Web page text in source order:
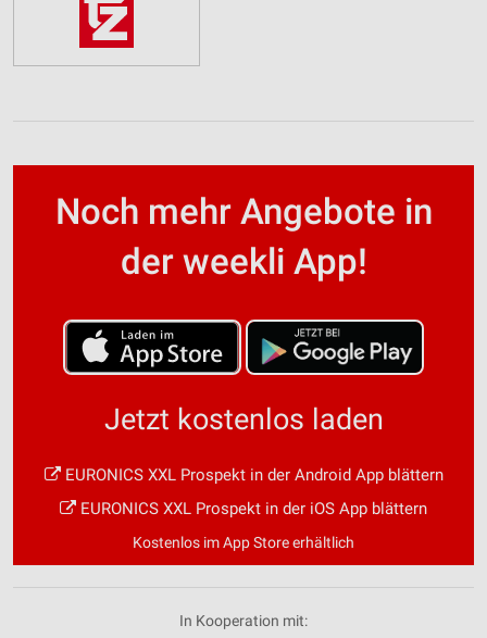
Noch mehr Angebote in
der weekli App!
Jetzt kostenlos laden
EURONICS XXL Prospekt in der Android App blättern
EURONICS XXL Prospekt in der iOS App blättern
Kostenlos im App Store erhältlich
In Kooperation mit: